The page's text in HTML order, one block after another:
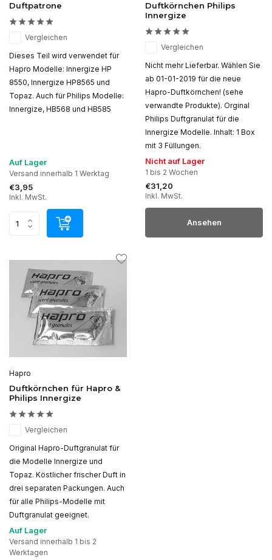
Duftpatrone
Vergleichen
Dieses Teil wird verwendet für
Hapro Modelle: Innergize HP
8550, Innergize HP8565 und
Topaz. Auch für Philips Modelle:
Innergize, HB568 und HB585
Auf Lager
Versand innerhalb 1 Werktag
€3,95
Inkl. MwSt.
Duftkörnchen Philips
Innergize
Vergleichen
Nicht mehr Lieferbar. Wählen Sie
ab 01-01-2019 für die neue
Hapro-Duftkörnchen! (sehe
verwandte Produkte). Orginal
Philips Duftgranulat für die
Innergize Modelle. Inhalt: 1 Box
mit 3 Füllungen.
Nicht auf Lager
1 bis 2 Wochen
€31,20
Inkl. MwSt.
Ansehen
Hapro
Duftkörnchen für Hapro &
Philips Innergize
Vergleichen
Original Hapro-Duftgranulat für
die Modelle Innergize und
Topaz. Köstlicher frischer Duft in
drei separaten Packungen. Auch
für alle Philips-Modelle mit
Duftgranulat geeignet.
Auf Lager
Versand innerhalb 1 bis 2
Werktagen